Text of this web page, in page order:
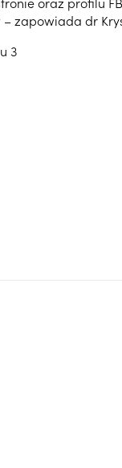
zapowiada dr